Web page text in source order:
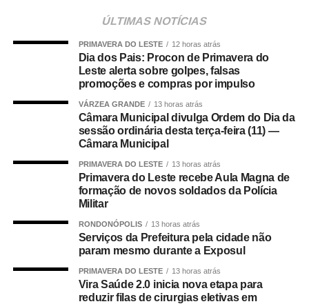
confecção, montagem e equilíbrio da pipa e, ao final,
participam de um festival para colocar as criações no ar.
Durante toda a atividade haverá brincadeiras, interação e
sorteio de brindes.
“Mais do que ensinar a fazer uma pipa, queremos
proporcionar um momento em família. Muitos pais
brincavam de pipa quando eram crianças e agora terão a
oportunidade de reviver essa lembrança ao lado dos
filhos. A oficina resgata essa tradição, fortalece os
vínculos familiares e mostra que a pipa também é cultura,
educação e esporte”, destaca Gringo.
*O GRINGO DAS PIPAS*
história de Gringo Pipas começou quando ele tinha
apenas quatro anos de idade. Fascinado pelas pipas,
ÚLTIMAS NOTÍCIAS
PRIMAVERA DO LESTE 12 horas atrás
Dia dos Pais: Procon de Primavera do
Leste alerta sobre golpes, falsas
promoções e compras por impulso
VÁRZEA GRANDE 13 horas atrás
Câmara Municipal divulga Ordem do Dia da
sessão ordinária desta terça-feira (11) —
Câmara Municipal
PRIMAVERA DO LESTE 13 horas atrás
Primavera do Leste recebe Aula Magna de
formação de novos soldados da Polícia
Militar
RONDONÓPOLIS 13 horas atrás
Serviços da Prefeitura pela cidade não
param mesmo durante a Exposul
PRIMAVERA DO LESTE 13 horas atrás
Vira Saúde 2.0 inicia nova etapa para
reduzir filas de cirurgias eletivas em